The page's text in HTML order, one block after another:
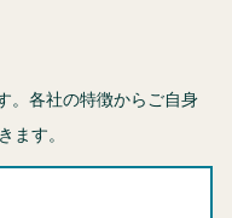
。各社の特徴からご自身
ます。